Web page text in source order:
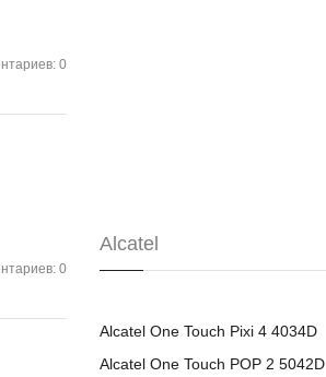
0
0
Alcatel
Alcatel One Touch Pixi 4 4034D
Alcatel One Touch POP 2 5042D